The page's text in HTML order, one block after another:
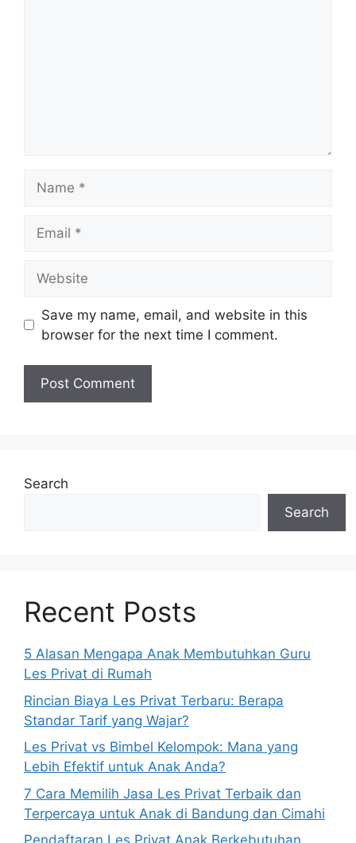
Save my name, email, and website in this
browser for the next time I comment.
Search
Search
Recent Posts
5 Alasan Mengapa Anak Membutuhkan Guru
Les Privat di Rumah
Rincian Biaya Les Privat Terbaru: Berapa
Standar Tarif yang Wajar?
Les Privat vs Bimbel Kelompok: Mana yang
Lebih Efektif untuk Anak Anda?
7 Cara Memilih Jasa Les Privat Terbaik dan
Terpercaya untuk Anak di Bandung dan Cimahi
Pendaftaran Les Privat Anak Berkebutuhan